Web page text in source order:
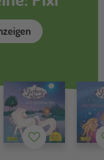
Merkzettel